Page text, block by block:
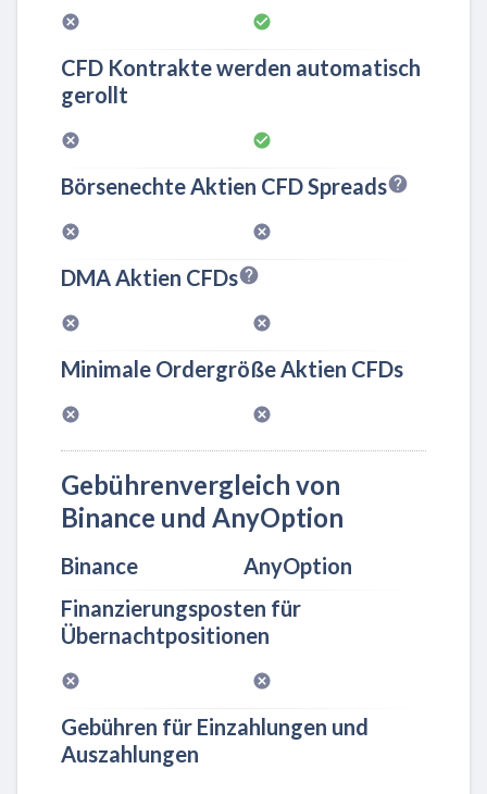
CFD Kontrakte werden automatisch
gerollt
Börsenechte Aktien CFD Spreads
DMA Aktien CFDs
Minimale Ordergröße Aktien CFDs
Gebührenvergleich von
Binance und AnyOption
Binance
AnyOption
Finanzierungsposten für
Übernachtpositionen
Gebühren für Einzahlungen und
Auszahlungen